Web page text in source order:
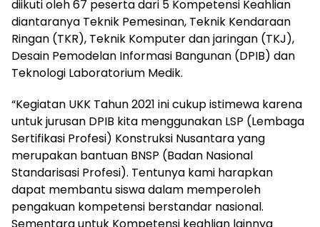
diikuti oleh 67 peserta dari 5 Kompetensi Keahlian
diantaranya Teknik Pemesinan, Teknik Kendaraan
Ringan (TKR), Teknik Komputer dan jaringan (TKJ),
Desain Pemodelan Informasi Bangunan (DPIB) dan
Teknologi Laboratorium Medik.
“Kegiatan UKK Tahun 2021 ini cukup istimewa karena
untuk jurusan DPIB kita menggunakan LSP (Lembaga
Sertifikasi Profesi) Konstruksi Nusantara yang
merupakan bantuan BNSP (Badan Nasional
Standarisasi Profesi). Tentunya kami harapkan
dapat membantu siswa dalam memperoleh
pengakuan kompetensi berstandar nasional.